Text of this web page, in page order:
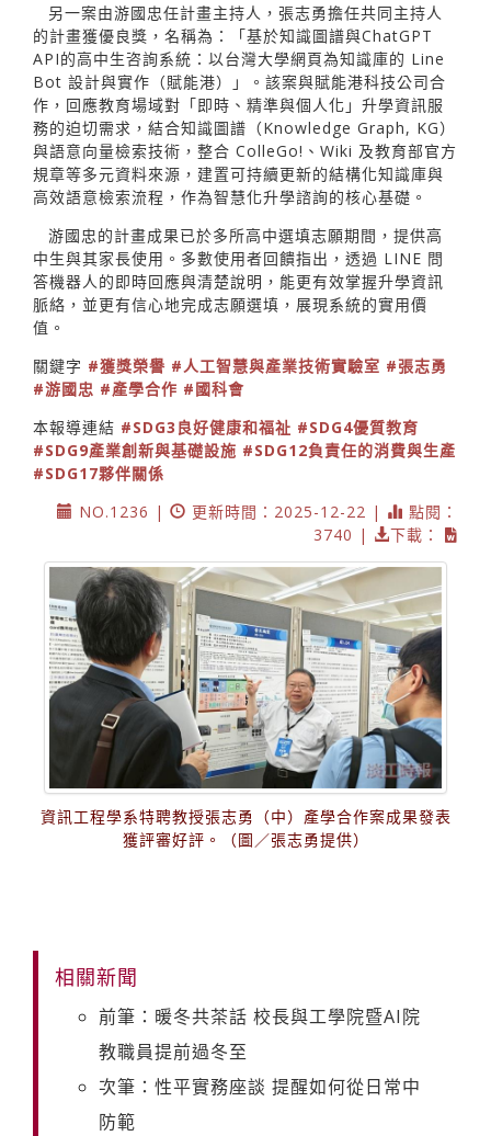
另一案由游國忠任計畫主持人，張志勇擔任共同主持人
的計畫獲優良獎，名稱為：「基於知識圖譜與ChatGPT
API的高中生咨詢系統：以台灣大學網頁為知識庫的 Line
Bot 設計與實作（賦能港）」。該案與賦能港科技公司合
作，回應教育場域對「即時、精準與個人化」升學資訊服
務的迫切需求，結合知識圖譜（Knowledge Graph, KG）
與語意向量檢索技術，整合 ColleGo!、Wiki 及教育部官方
規章等多元資料來源，建置可持續更新的結構化知識庫與
高效語意檢索流程，作為智慧化升學諮詢的核心基礎。
游國忠的計畫成果已於多所高中選填志願期間，提供高
中生與其家長使用。多數使用者回饋指出，透過 LINE 問
答機器人的即時回應與清楚說明，能更有效掌握升學資訊
脈絡，並更有信心地完成志願選填，展現系統的實用價
值。
關鍵字 #獲獎榮譽 #人工智慧與產業技術實驗室 #張志勇
#游國忠 #產學合作 #國科會
本報導連結 #SDG3良好健康和福祉 #SDG4優質教育
#SDG9產業創新與基礎設施 #SDG12負責任的消費與生產
#SDG17夥伴關係
NO.1236 |
更新時間：2025-12-22 |
點閱：
3740 |
下載：
資訊工程學系特聘教授張志勇（中）產學合作案成果發表
獲評審好評。（圖／張志勇提供）
相關新聞
前筆：暖冬共茶話 校長與工學院暨AI院
教職員提前過冬至
次筆：性平實務座談 提醒如何從日常中
防範